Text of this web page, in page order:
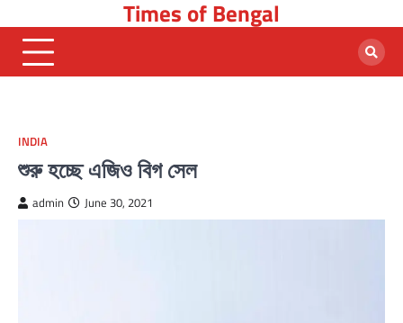
to
content
Times of Bengal
INDIA
শুরু হচ্ছে এজিও বিগ সেল
admin June 30, 2021